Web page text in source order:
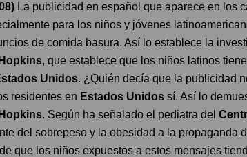
La publicidad en español que aparece en los
para los niños y jóvenes
de comida basura. Así lo establece la
, que establece que los niños latinos
Unidos. ¿Quién decía que la publicidad
residentes en Estados Unidos sí. Así lo
. Según ha señalado el pediatra del
del sobrepeso y la obesidad a la propaganda
que los niños expuestos a estos mensajes